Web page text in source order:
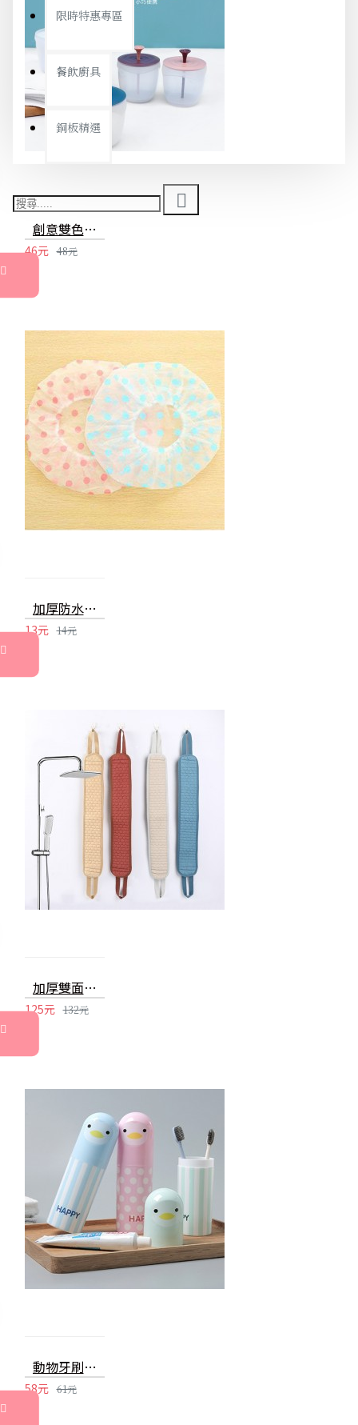
限時特惠專區
餐飲廚具
銅板精選
創意雙色洗面乳起泡器 手動按壓慕思瓶 泡泡製造器 洗臉神器
46元 48元
加厚防水浴帽 廚房防油煙 洗澡沐浴化妝必備
13元 14元
加厚雙面搓背巾 洗澡沐浴條 長條搓澡巾
125元 132元
動物牙刷收納杯 旅游洗漱收納盒 漱口杯 牙刷盒
58元 61元